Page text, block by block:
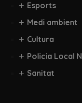
Esports
Medi ambient
Cultura
Policia Local
Sanitat